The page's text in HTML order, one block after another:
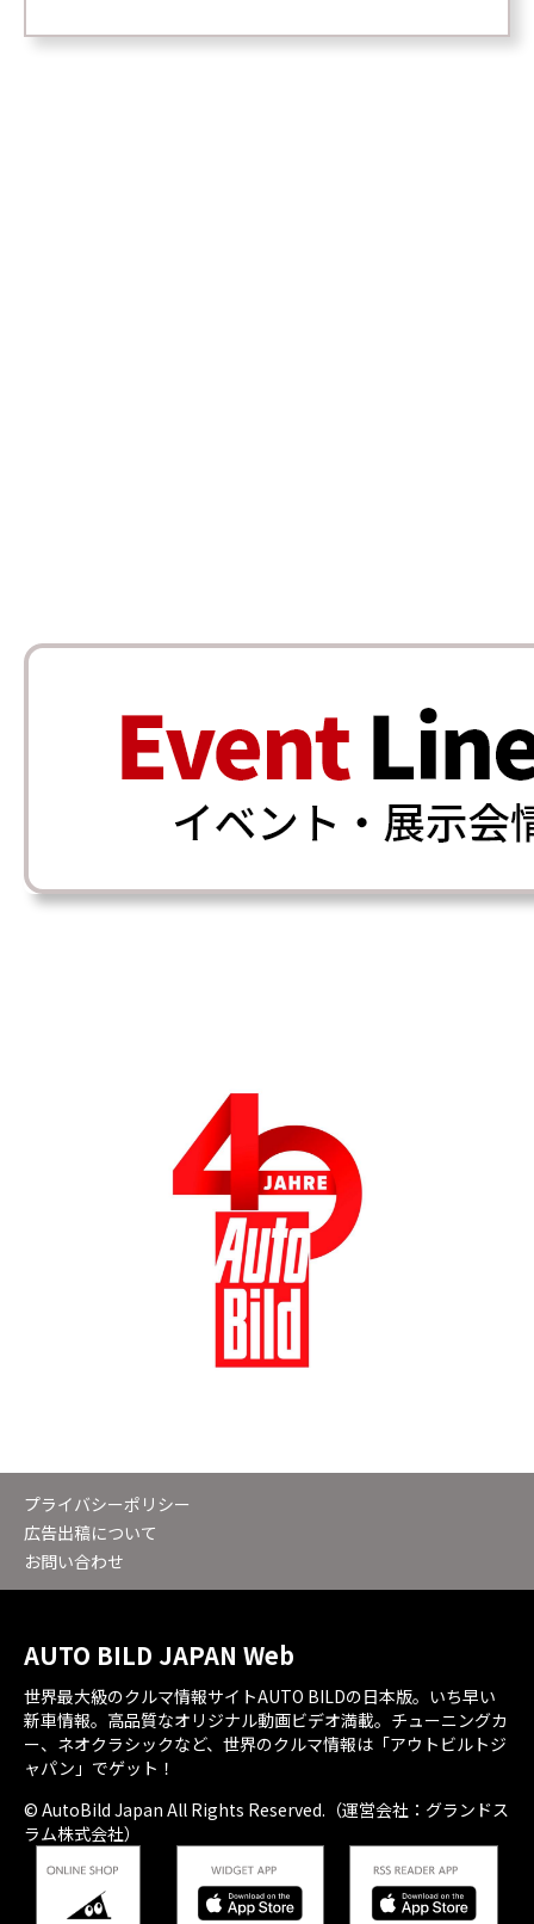
プライバシーポリシー
広告出稿について
お問い合わせ
AUTO BILD JAPAN Web
世界最大級のクルマ情報サイトAUTO BILDの日本版。いち早い
新車情報。高品質なオリジナル動画ビデオ満載。チューニングカ
ー、ネオクラシックなど、世界のクルマ情報は「アウトビルトジ
ャパン」でゲット！
© AutoBild Japan All Rights Reserved.（運営会社：グランドス
ラム株式会社）